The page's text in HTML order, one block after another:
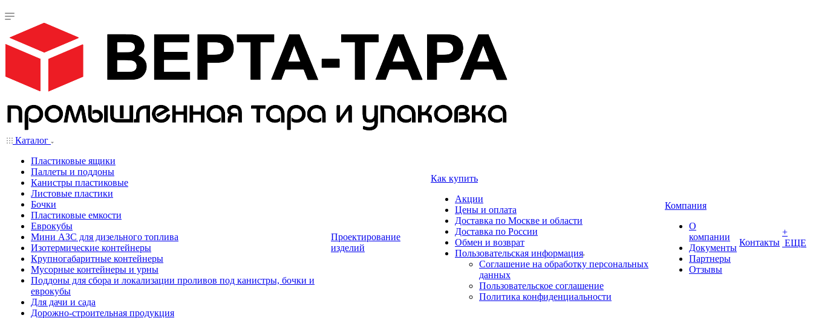
Каталог
Пластиковые ящики
Паллеты и поддоны
Канистры пластиковые
Листовые пластики
Бочки
Пластиковые емкости
Еврокубы
Мини АЗС для дизельного топлива
Изотермические контейнеры
Крупногабаритные контейнеры
Мусорные контейнеры и урны
Поддоны для сбора и локализации проливов под канистры, бочки и
еврокубы
Для дачи и сада
Дорожно-строительная продукция
Проектирование
изделий
Как купить
Акции
Цены и оплата
Доставка по Москве и области
Доставка по России
Обмен и возврат
Пользовательская информация
Соглашение на обработку персональных
данных
Пользовательское соглашение
Политика конфиденциальности
Компания
О
компании
Документы
Партнеры
Отзывы
Контакты
+
ЕЩЕ